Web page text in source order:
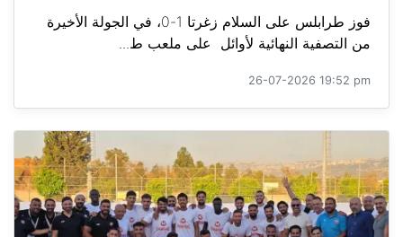
فوز طرابلس على السلام زغرتا 1-0، في الجولة الأخيرة
من التصفية النهائية لأوائل على ملعب ط...
26-07-2026 19:52 pm